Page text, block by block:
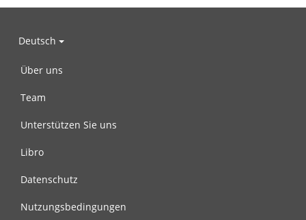
Deutsch
Über uns
Team
Unterstützen Sie uns
Libro
Datenschutz
Nutzungsbedingungen